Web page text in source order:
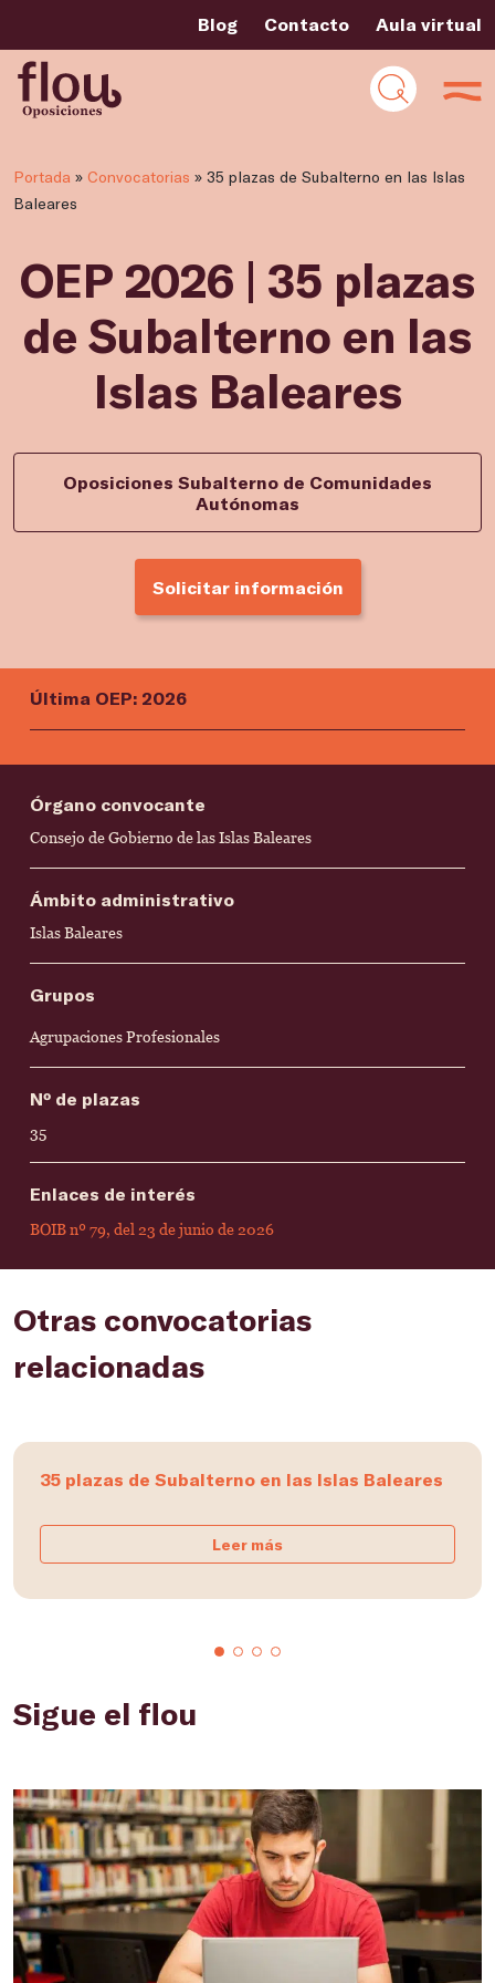
Blog Contacto Aula virtual
Portada » Convocatorias » 35 plazas de Subalterno en las Islas
Baleares
OEP 2026 | 35 plazas
de Subalterno en las
Islas Baleares
Oposiciones Subalterno de Comunidades
Autónomas
Solicitar información
Última OEP: 2026
Órgano convocante
Consejo de Gobierno de las Islas Baleares
Ámbito administrativo
Islas Baleares
Grupos
Agrupaciones Profesionales
Nº de plazas
35
Enlaces de interés
BOIB nº 79, del 23 de junio de 2026
Otras convocatorias
relacionadas
35 plazas de Subalterno en las Islas Baleares
Leer más
Sigue el flou